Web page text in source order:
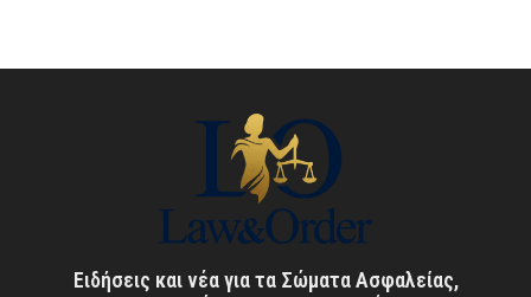
Ειδήσεις και νέα για τα Σώματα Ασφαλείας,